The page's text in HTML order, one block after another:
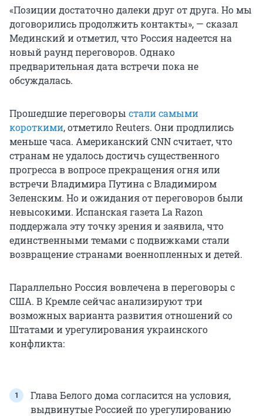
«Позиции достаточно далеки друг от друга. Но мы
договорились продолжить контакты», — сказал
Мединский и отметил, что Россия надеется на
новый раунд переговоров. Однако
предварительная дата встречи пока не
обсуждалась.
Прошедшие переговоры стали самыми
короткими, отметило Reuters. Они продлились
меньше часа. Американский CNN считает, что
странам не удалось достичь существенного
прогресса в вопросе прекращения огня или
встречи Владимира Путина с Владимиром
Зеленским. Но и ожидания от переговоров были
невысокими. Испанская газета La Razon
поддержала эту точку зрения и заявила, что
единственными темами с подвижками стали
возвращение странами военнопленных и детей.
Параллельно Россия вовлечена в переговоры с
США. В Кремле сейчас анализируют три
возможных варианта развития отношений со
Штатами и урегулирования украинского
конфликта:
Глава Белого дома согласится на условия,
выдвинутые Россией по урегулированию